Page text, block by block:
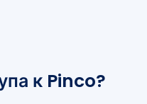
к Pinco?